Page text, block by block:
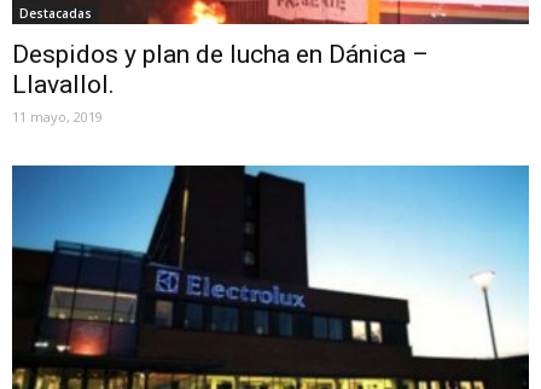
Destacadas
Despidos y plan de lucha en Dánica –
Llavallol.
11 mayo, 2019